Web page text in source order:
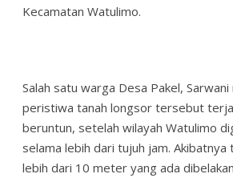
Kecamatan Watulimo.
Salah satu warga Desa Pakel,
peristiwa tanah longsor tersebut
beruntun, setelah wilayah Watulimo
selama lebih dari tujuh jam.
lebih dari 10 meter yang ada